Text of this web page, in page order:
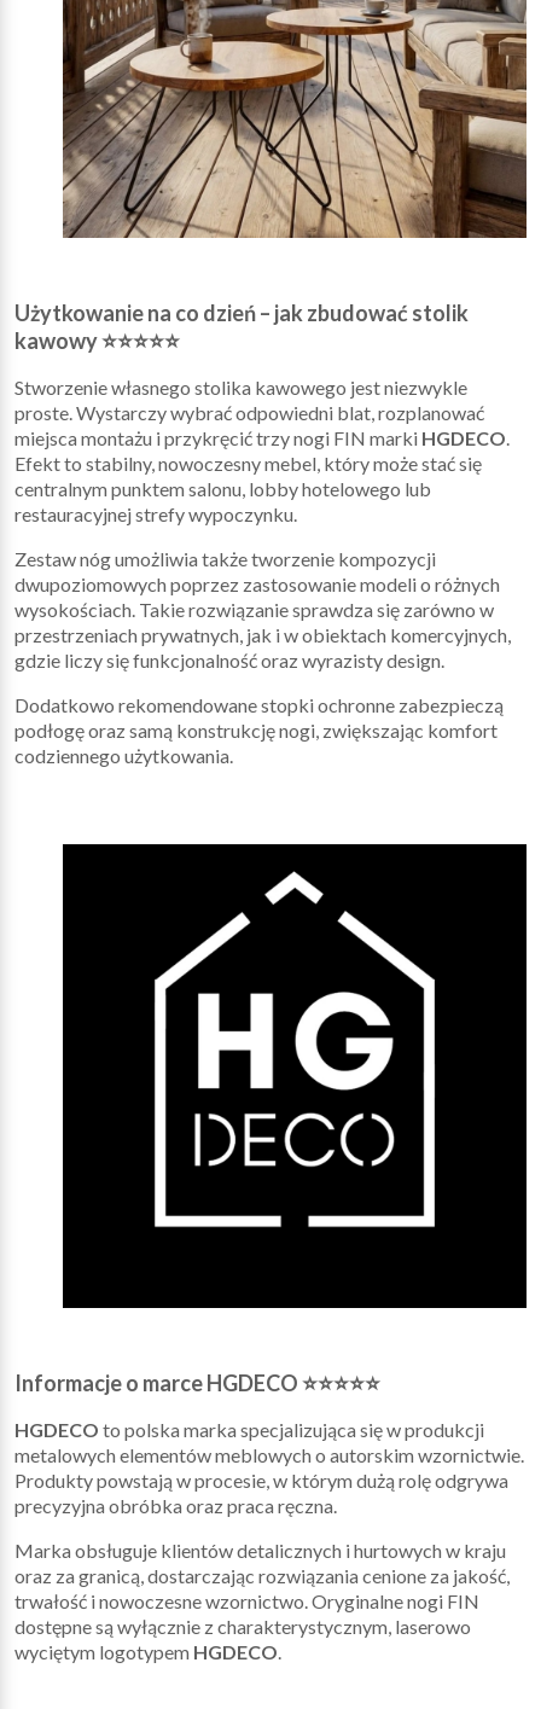
Użytkowanie na co dzień – jak zbudować stolik
kawowy ⭐⭐⭐⭐⭐
Stworzenie własnego stolika kawowego jest niezwykle
proste. Wystarczy wybrać odpowiedni blat, rozplanować
miejsca montażu i przykręcić trzy nogi FIN marki HGDECO.
Efekt to stabilny, nowoczesny mebel, który może stać się
centralnym punktem salonu, lobby hotelowego lub
restauracyjnej strefy wypoczynku.
Zestaw nóg umożliwia także tworzenie kompozycji
dwupoziomowych poprzez zastosowanie modeli o różnych
wysokościach. Takie rozwiązanie sprawdza się zarówno w
przestrzeniach prywatnych, jak i w obiektach komercyjnych,
gdzie liczy się funkcjonalność oraz wyrazisty design.
Dodatkowo rekomendowane stopki ochronne zabezpieczą
podłogę oraz samą konstrukcję nogi, zwiększając komfort
codziennego użytkowania.
Informacje o marce HGDECO ⭐⭐⭐⭐⭐
HGDECO to polska marka specjalizująca się w produkcji
metalowych elementów meblowych o autorskim wzornictwie.
Produkty powstają w procesie, w którym dużą rolę odgrywa
precyzyjna obróbka oraz praca ręczna.
Marka obsługuje klientów detalicznych i hurtowych w kraju
oraz za granicą, dostarczając rozwiązania cenione za jakość,
trwałość i nowoczesne wzornictwo. Oryginalne nogi FIN
dostępne są wyłącznie z charakterystycznym, laserowo
wyciętym logotypem HGDECO.